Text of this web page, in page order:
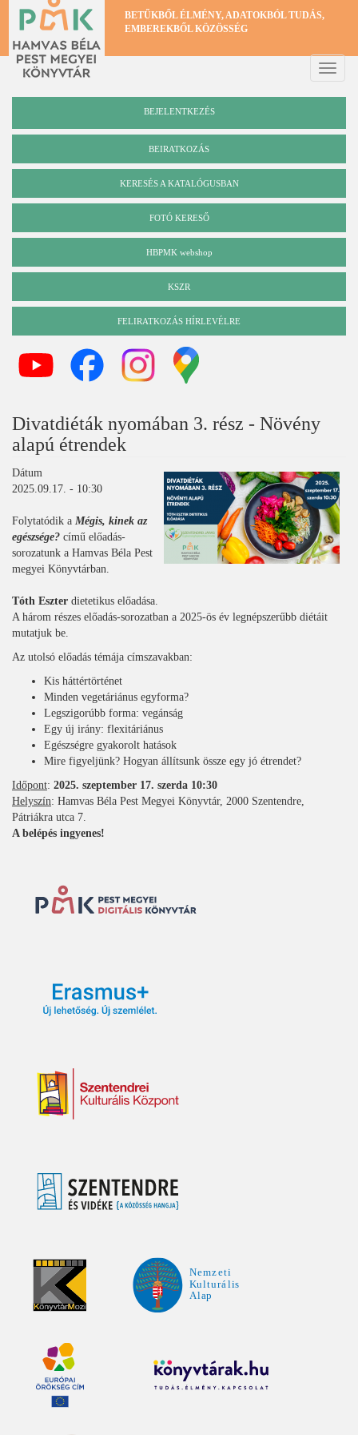
Ugrás
tartalomra
BETŰKBŐL ÉLMÉNY, ADATOKBÓL TUDÁS,
EMBEREKBŐL KÖZÖSSÉG
Toggle
BEJELENTKEZÉS
BEIRATKOZÁS
Katalógus
KERESÉS A KATALÓGUSBAN
FOTÓ KERESŐ
HBPMK webshop
KSZR
FELIRATKOZÁS HÍRLEVÉLRE
Divatdiéták nyomában 3. rész - Növény
alapú étrendek
Dátum
2025.09.17. - 10:30
Folytatódik a Mégis, kinek az
egészsége? című előadás-
sorozatunk a Hamvas Béla Pest
megyei Könyvtárban.
Tóth Eszter dietetikus előadása.
A három részes előadás-sorozatban a 2025-ös év legnépszerűbb diétáit
mutatjuk be.
Az utolsó előadás témája címszavakban:
Kis háttértörténet
Minden vegetáriánus egyforma?
Legszigorúbb forma: vegánság
Egy új irány: flexitáriánus
Egészségre gyakorolt hatások
Mire figyeljünk? Hogyan állítsunk össze egy jó étrendet?
Időpont: 2025. szeptember 17. szerda 10:30
Helyszín: Hamvas Béla Pest Megyei Könyvtár, 2000 Szentendre,
Pátriákra utca 7.
A belépés ingyenes!